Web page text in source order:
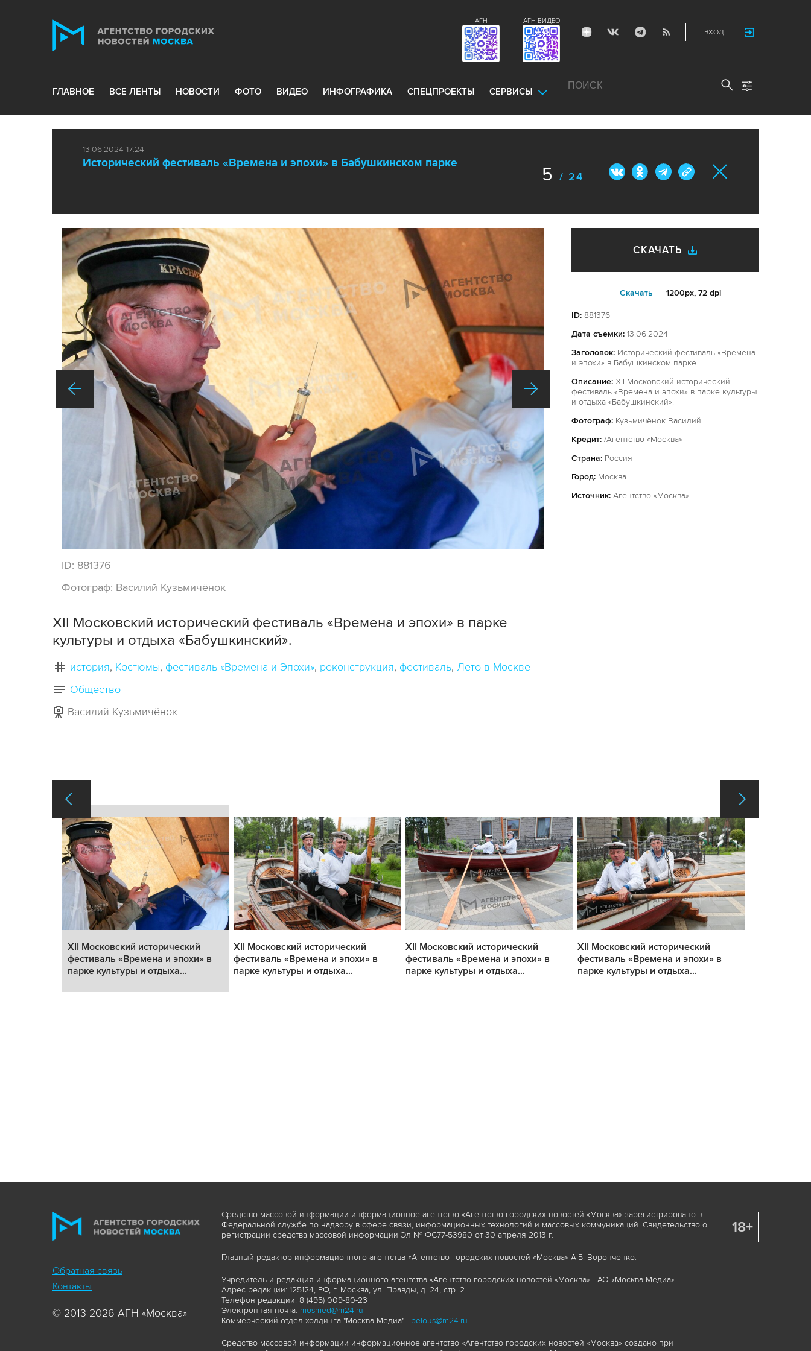
ВХОД
АГН ВИДЕО
АГН
ГЛАВНОЕ ВСЕ ЛЕНТЫ НОВОСТИ ФОТО ВИДЕО ИНФОГРАФИКА СПЕЦПРОЕКТЫ СЕРВИСЫ
13.06.2024 17:24
Исторический фестиваль «Времена и эпохи» в Бабушкинском парке
5 / 24
ID: 881376
Фотограф: Василий Кузьмичёнок
СКАЧАТЬ
Cкачать 1200px, 72 dpi
ID: 881376
Дата съемки: 13.06.2024
Заголовок: Исторический фестиваль «Времена
и эпохи» в Бабушкинском парке
Описание: XII Московский исторический
фестиваль «Времена и эпохи» в парке культуры
и отдыха «Бабушкинский».
Фотограф: Кузьмичёнок Василий
Кредит: /Агентство «Москва»
Страна: Россия
Город: Москва
Источник: Агентство «Москва»
XII Московский исторический фестиваль «Времена и эпохи» в парке
культуры и отдыха «Бабушкинский».
история Костюмы фестиваль «Времена и Эпохи» реконструкция фестиваль Лето в Москве
Общество
Василий Кузьмичёнок
XII Московский исторический
фестиваль «Времена и эпохи» в
парке культуры и отдыха...
XII Московский исторический
фестиваль «Времена и эпохи» в
парке культуры и отдыха...
XII Московский исторический
фестиваль «Времена и эпохи» в
парке культуры и отдыха...
XII Московский исторический
фестиваль «Времена и эпохи» в
парке культуры и отдыха...
Обратная связь
Контакты
© 2013-2026 АГН «Москва»
Средство массовой информации информационное агентство «Агентство городских новостей «Москва» зарегистрировано в
Федеральной службе по надзору в сфере связи, информационных технологий и массовых коммуникаций. Свидетельство о
регистрации средства массовой информации Эл № ФС77-53980 от 30 апреля 2013 г.
Главный редактор информационного агентства «Агентство городских новостей «Москва» А.Б. Воронченко.
Учредитель и редакция информационного агентства «Агентство городских новостей «Москва» - АО «Москва Медиа».
Адрес редакции: 125124, РФ, г. Москва, ул. Правды, д. 24, стр. 2
Телефон редакции: 8 (495) 009-80-23
Электронная почта: mosmed@m24.ru
Коммерческий отдел холдинга "Москва Медиа"- ibelous@m24.ru
Средство массовой информации информационное агентство «Агентство городских новостей «Москва» создано при
18+